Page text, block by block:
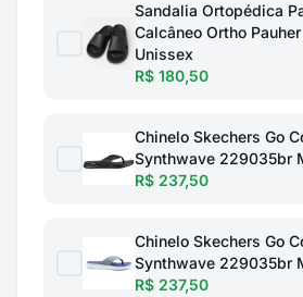
Sandalia Ortopédica
Calcâneo Ortho
Unissex
R$ 180,50
Chinelo Skechers Go
Synthwave 229035br
R$ 237,50
Chinelo Skechers Go
Synthwave 229035br
R$ 237,50